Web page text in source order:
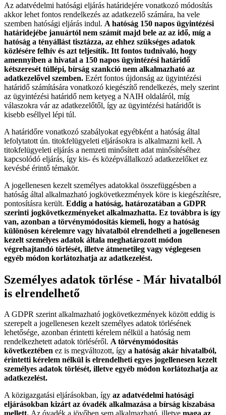
Az adatvédelmi hatósági eljárás határidejére vonatkozó módosítás
akkor lehet fontos rendelkezés az adatkezelő számára, ha vele
szemben hatósági eljárás indul. A hatóság 150 napos ügyintézési
határidejébe januártól nem számít majd bele az az idő, míg a
hatóság a tényállást tisztázza, az ehhez szükséges adatok
közlésére felhív és azt teljesítik. Itt fontos tudnivaló, hogy
amennyiben a hivatal a 150 napos ügyintézési határidő
kétszeresét túllépi, bírság szankció nem alkalmazható az
adatkezelővel szemben. Ezért fontos újdonság az ügyintézési
határidő számítására vonatkozó kiegészítő rendelkezés, mely szerint
az ügyintézési határidő nem ketyeg a NAIH oldaláról, míg
válaszokra vár az adatkezelőtől, így az ügyintézési határidőt is
kisebb eséllyel lépi túl.
A határidőre vonatkozó szabályokat egyébként a hatóság által
lefolytatott ún. titokfelügyeleti eljárásokra is alkalmazni kell. A
titokfelügyeleti eljárás a nemzeti minősített adat minősítéséhez
kapcsolódó eljárás, így kis- és középvállalkozó adatkezelőket ez
kevésbé érintő témakör.
A jogellenesen kezelt személyes adatokkal összefüggésben a
hatóság által alkalmazható jogkövetkezmények köre is kiegészítésre,
pontosításra került. Eddig a hatóság, határozatában a GDPR
szerinti jogkövetkezményeket alkalmazhatta. Ez továbbra is így
van, azonban a törvénymódosítás kiemeli, hogy a hatóság
különösen kérelemre vagy hivatalból elrendelheti a jogellenesen
kezelt személyes adatok általa meghatározott módon
végrehajtandó törlését, illetve átmenetileg vagy véglegesen
egyéb módon korlátozhatja az adatkezelést.
Személyes adatok törlése - Már hivatalból
is elrendelhető
A GDPR szerint alkalmazható jogkövetkezmények között eddig is
szerepelt a jogellenesen kezelt személyes adatok törlésének
lehetősége, azonban érintetti kérelem nélkül a hatóság nem
rendelkezhetett adatok törléséről. A törvénymódosítás
következtében ez is megváltozott, így a hatóság akár hivatalból,
érintetti kérelem nélkül is elrendelheti egyes jogellenesen kezelt
személyes adatok törlését, illetve egyéb módon korlátozhatja az
adatkezelést.
A közigazgatási eljárásokban, így az adatvédelmi hatósági
eljárásokban kizárt az óvadék alkalmazása a bírság kiszabása